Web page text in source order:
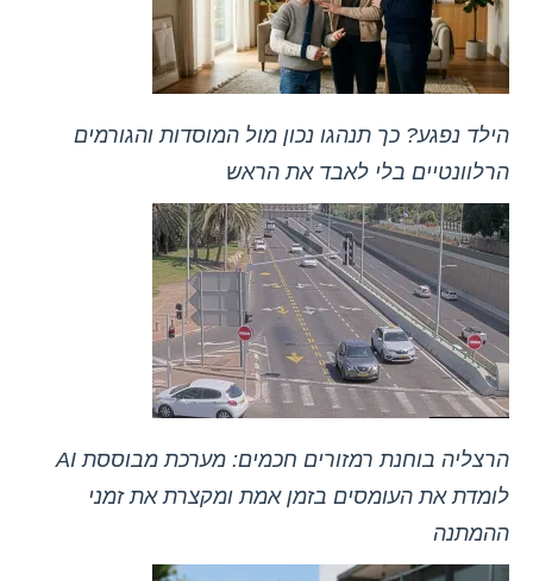
הילד נפגע? כך תנהגו נכון מול המוסדות והגורמים
הרלוונטיים בלי לאבד את הראש
הרצליה בוחנת רמזורים חכמים: מערכת מבוססת AI
לומדת את העומסים בזמן אמת ומקצרת את זמני
ההמתנה